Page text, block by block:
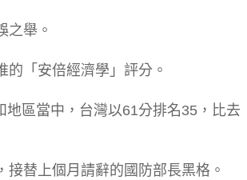
之舉。
「安倍經濟學」評分。
區當中，台灣以61分排名35，比去
替上個月請辭的國防部長黑格。